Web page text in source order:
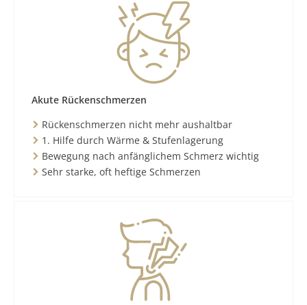
Akute Rückenschmerzen
Rückenschmerzen nicht mehr aushaltbar
1. Hilfe durch Wärme & Stufenlagerung
Bewegung nach anfänglichem Schmerz wichtig
Sehr starke, oft heftige Schmerzen